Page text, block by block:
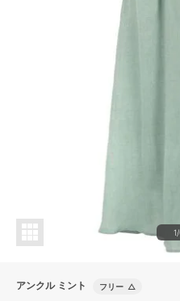
アンクル ミント フリー △